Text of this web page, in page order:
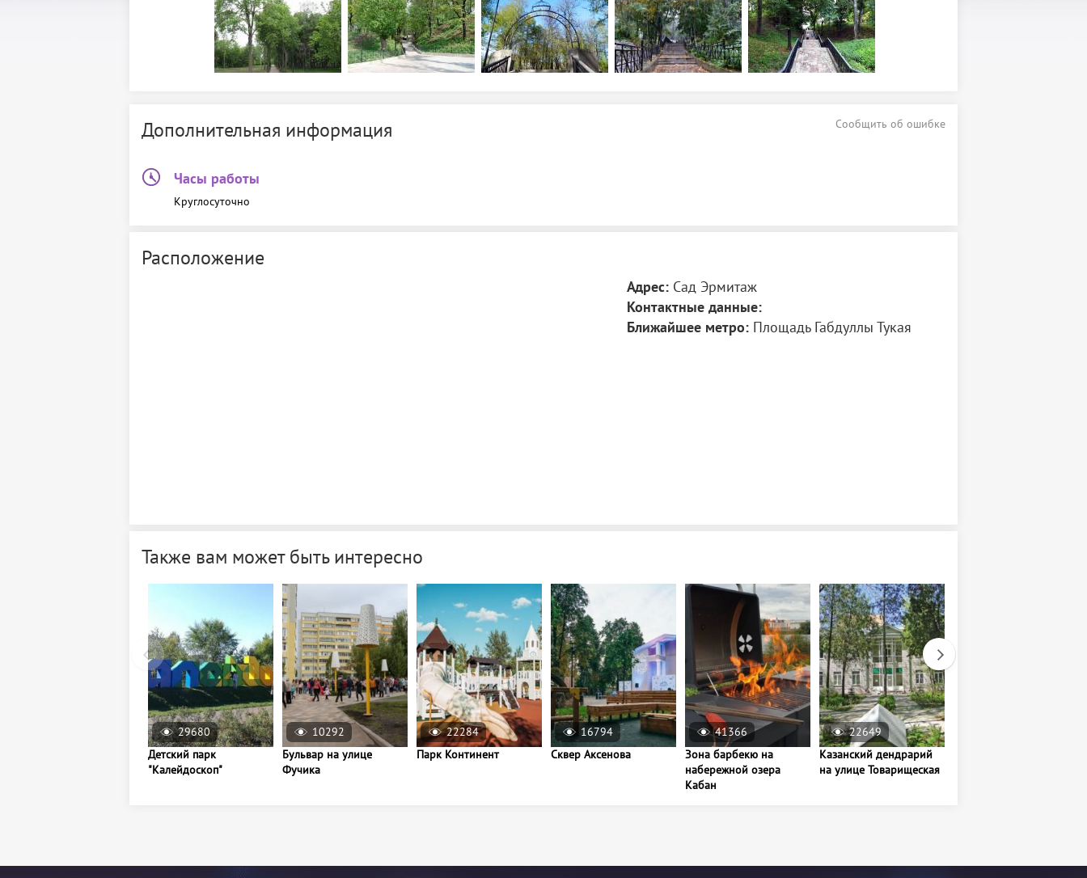
Сообщить об ошибке
Дополнительная информация
Часы работы
Круглосуточно
Расположение
Адрес: Сад Эрмитаж
Контактные данные:
Ближайшее метро: Площадь Габдуллы Тукая
Также вам может быть интересно
29680
Детский парк
"Калейдоскоп"
10292
Бульвар на улице
Фучика
22284
Парк Континент
16794
Сквер Аксенова
41366
Зона барбекю на
набережной озера
Кабан
22649
Казанский дендрарий
на улице Товарищеская